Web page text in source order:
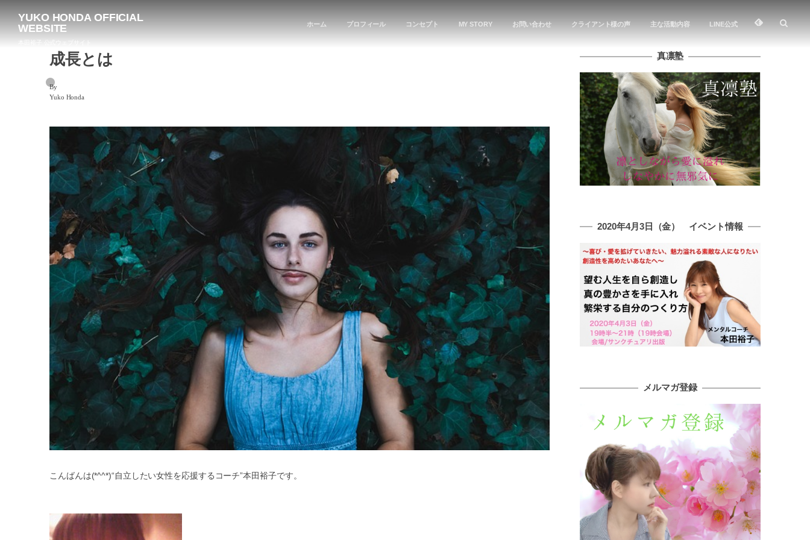
YUKO HONDA OFFICIAL
WEBSITE
ホーム プロフィール コンセプト MY STORY お問い合わせ クライアント様の声 主な活動内容 LINE公式
成長とは
By
Yuko Honda
こんばんは(*^^*)“自立したい女性を応援するコーチ”本田裕子です。
真凛塾
2020年4月3日（金） イベント情報
メルマガ登録